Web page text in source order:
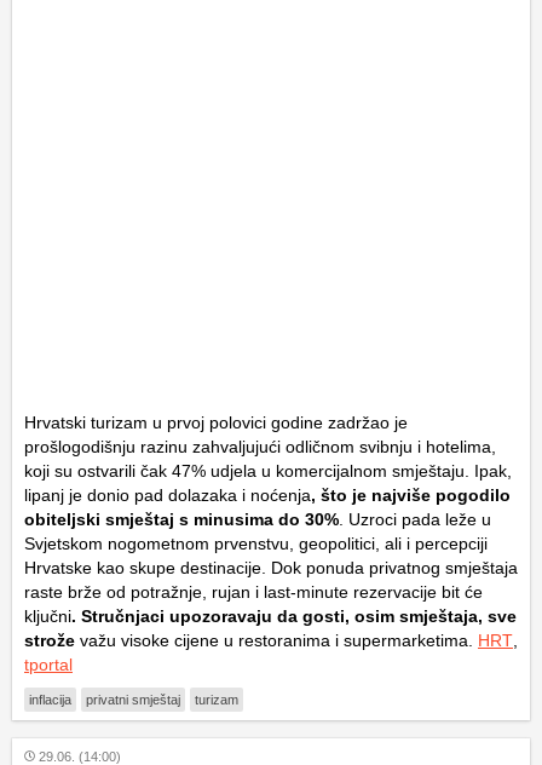
Hrvatski turizam u prvoj polovici godine zadržao je
prošlogodišnju razinu zahvaljujući odličnom svibnju i hotelima,
koji su ostvarili čak 47% udjela u komercijalnom smještaju. Ipak,
lipanj je donio pad dolazaka i noćenja, što je najviše pogodilo
obiteljski smještaj s minusima do 30% . Uzroci pada leže u
Svjetskom nogometnom prvenstvu, geopolitici, ali i percepciji
Hrvatske kao skupe destinacije. Dok ponuda privatnog smještaja
raste brže od potražnje, rujan i last-minute rezervacije bit će
ključni. Stručnjaci upozoravaju da gosti, osim smještaja, sve
strože važu visoke cijene u restoranima i supermarketima. HRT
tportal
inflacija privatni smještaj turizam
29.06. (14:00)